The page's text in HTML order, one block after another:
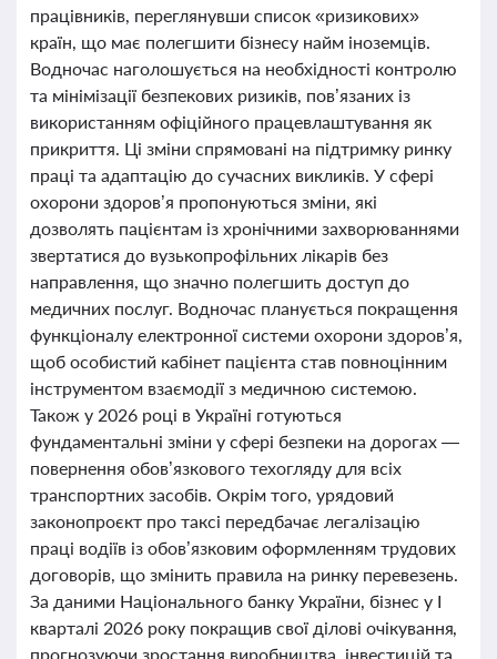
працівників, переглянувши список «ризикових»
країн, що має полегшити бізнесу найм іноземців.
Водночас наголошується на необхідності контролю
та мінімізації безпекових ризиків, пов’язаних із
використанням офіційного працевлаштування як
прикриття. Ці зміни спрямовані на підтримку ринку
праці та адаптацію до сучасних викликів. У сфері
охорони здоров’я пропонуються зміни, які
дозволять пацієнтам із хронічними захворюваннями
звертатися до вузькопрофільних лікарів без
направлення, що значно полегшить доступ до
медичних послуг. Водночас планується покращення
функціоналу електронної системи охорони здоров’я,
щоб особистий кабінет пацієнта став повноцінним
інструментом взаємодії з медичною системою.
Також у 2026 році в Україні готуються
фундаментальні зміни у сфері безпеки на дорогах —
повернення обов’язкового техогляду для всіх
транспортних засобів. Окрім того, урядовий
законопроєкт про таксі передбачає легалізацію
праці водіїв із обов’язковим оформленням трудових
договорів, що змінить правила на ринку перевезень.
За даними Національного банку України, бізнес у І
кварталі 2026 року покращив свої ділові очікування,
прогнозуючи зростання виробництва, інвестицій та